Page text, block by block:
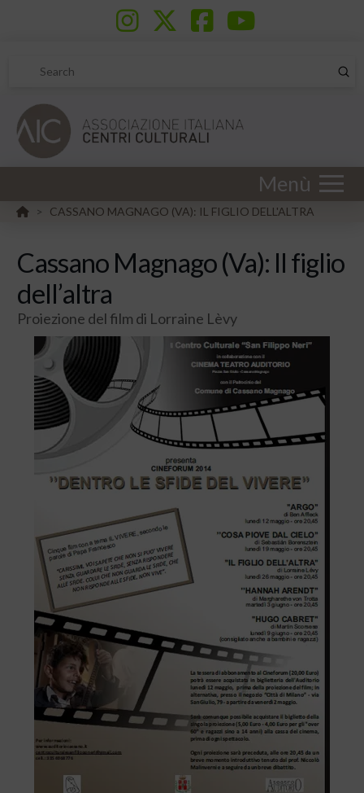
Search
Menù
HOME
> CASSANO MAGNAGO (VA): IL FIGLIO DELL'ALTRA
Cassano Magnago (Va): Il figlio
dell’altra
Proiezione del film di Lorraine Lèvy